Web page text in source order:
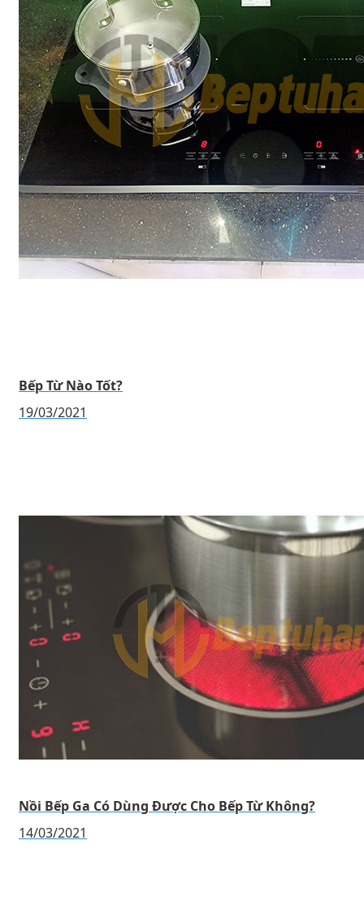
Bếp Từ Nào Tốt?
19/03/2021
Nồi Bếp Ga Có Dùng Được Cho Bếp Từ Không?
14/03/2021